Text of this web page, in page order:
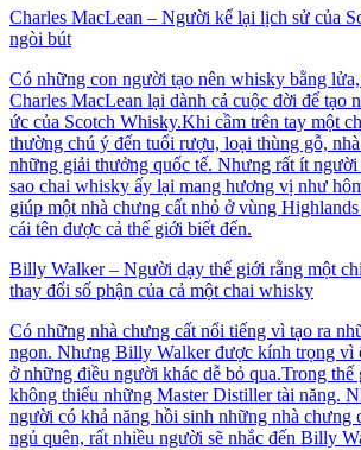
Charles MacLean – Người kể lại lịch sử của
ngòi bút
Có những con người tạo nên whisky bằng
Charles MacLean lại dành cả cuộc đời để tạo
ức của Scotch Whisky.Khi cầm trên tay một
thường chú ý đến tuổi rượu, loại thùng gỗ,
những giải thưởng quốc tế. Nhưng rất ít
sao chai whisky ấy lại mang hương vị như
giúp một nhà chưng cất nhỏ ở vùng
cái tên được cả thế giới biết đến.
Billy Walker – Người dạy thế giới rằng một
thay đổi số phận của cả một chai whisky
Có những nhà chưng cất nổi tiếng vì tạo ra
ngon. Nhưng Billy Walker được kính trọng vì
ở những điều người khác dễ bỏ qua.Trong
không thiếu những Master Distiller tài năng.
người có khả năng hồi sinh những nhà chưng
ngủ quên, rất nhiều người sẽ nhắc đến Billy